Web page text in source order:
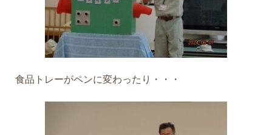
食品トレーがペンに変わったり・・・